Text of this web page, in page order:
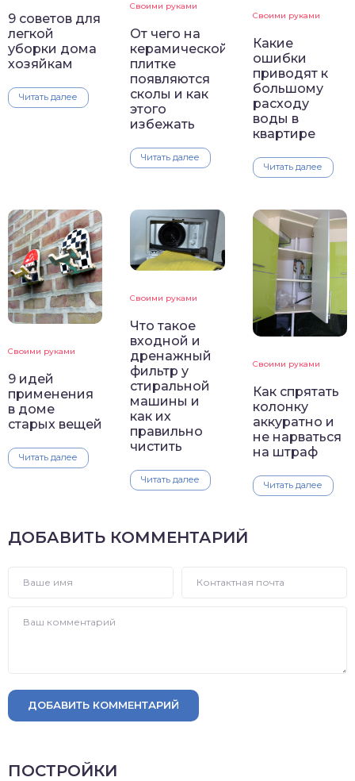
9 советов для
легкой
уборки дома
хозяйкам
Читать далее
Своими руками
От чего на
керамической
плитке
появляются
сколы и как
этого
избежать
Читать далее
Своими руками
Какие
ошибки
приводят к
большому
расходу
воды в
квартире
Читать далее
Своими руками
9 идей
применения
в доме
старых вещей
Читать далее
Своими руками
Что такое
входной и
дренажный
фильтр у
стиральной
машины и
как их
правильно
чистить
Читать далее
Своими руками
Как спрятать
колонку
аккуратно и
не нарваться
на штраф
Читать далее
ДОБАВИТЬ КОММЕНТАРИЙ
ДОБАВИТЬ КОММЕНТАРИЙ
ПОСТРОЙКИ